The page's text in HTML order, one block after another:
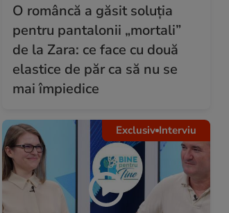
O româncă a găsit soluția
pentru pantalonii „mortali”
de la Zara: ce face cu două
elastice de păr ca să nu se
mai împiedice
Exclusiv Interviu